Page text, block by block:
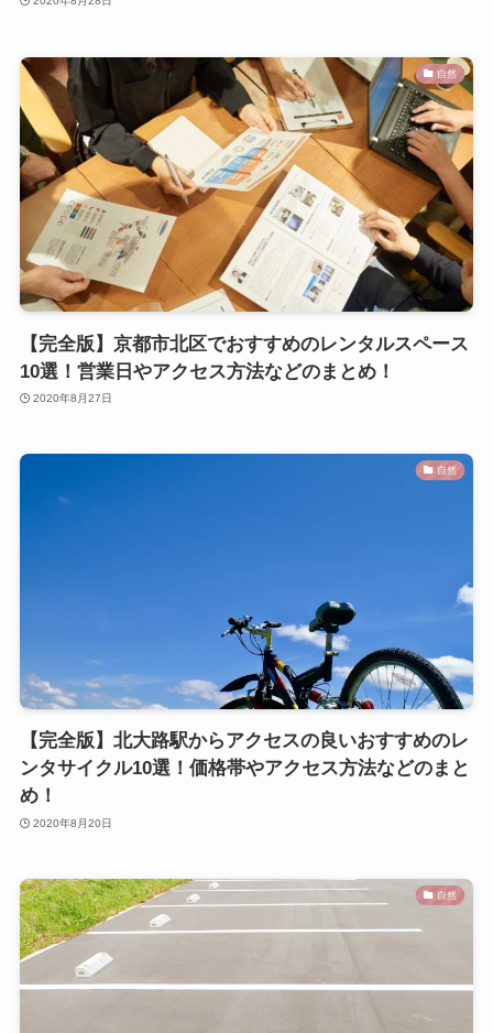
自然
【完全版】京都市北区でおすすめのレンタルスペース
10選！営業日やアクセス方法などのまとめ！
2020年8月27日
自然
【完全版】北大路駅からアクセスの良いおすすめのレ
ンタサイクル10選！価格帯やアクセス方法などのまと
め！
2020年8月20日
自然